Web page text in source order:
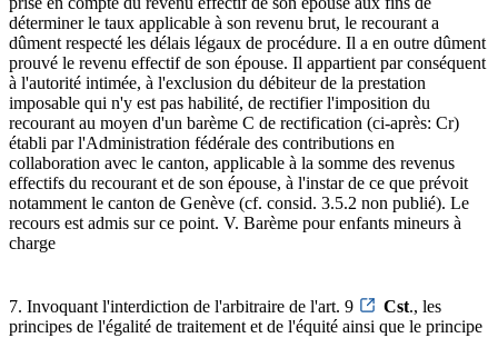
déterminer le taux applicable à son revenu brut, le recourant a
dûment respecté les délais légaux de procédure. Il a en outre dûment
prouvé le revenu effectif de son épouse. Il appartient par conséquent
à l'autorité intimée, à l'exclusion du débiteur de la prestation
imposable qui n'y est pas habilité, de rectifier l'imposition du
recourant au moyen d'un barème C de rectification (ci-après: Cr)
établi par l'Administration fédérale des contributions en
collaboration avec le canton, applicable à la somme des revenus
effectifs du recourant et de son épouse, à l'instar de ce que prévoit
notamment le canton de Genève (cf. consid. 3.5.2 non publié). Le
recours est admis sur ce point. V. Barème pour enfants mineurs à
charge
7. Invoquant l'interdiction de l'arbitraire de l'art. 9 Cst., les
principes de l'égalité de traitement et de l'équité ainsi que le principe